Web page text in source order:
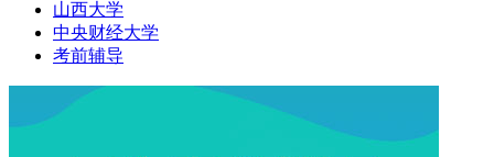
山西大学
中央财经大学
考前辅导